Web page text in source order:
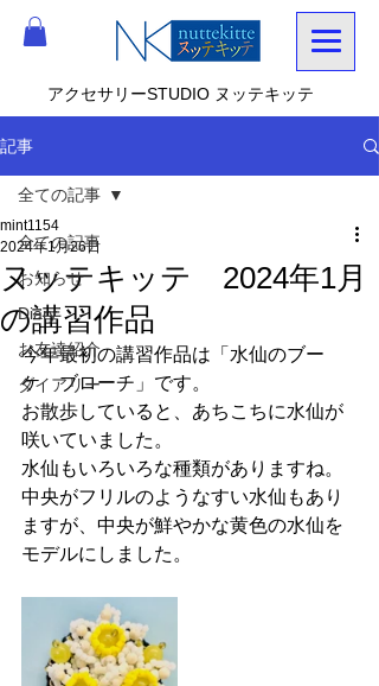
アクセサリーSTUDIO ヌッテキッテ
記事
全ての記事
お知らせ
Diary
お友達紹介
ダイアリー
全ての記事
ヌッテキッテ 2024年1月
の講習作品
mint1154
2024年1月26日
今年最初の講習作品は「水仙のブー
ケ　ブローチ」です。
お散歩していると、あちこちに水仙が
咲いていました。
水仙もいろいろな種類がありますね。
中央がフリルのようなすい水仙もあり
ますが、中央が鮮やかな黄色の水仙を
モデルにしました。